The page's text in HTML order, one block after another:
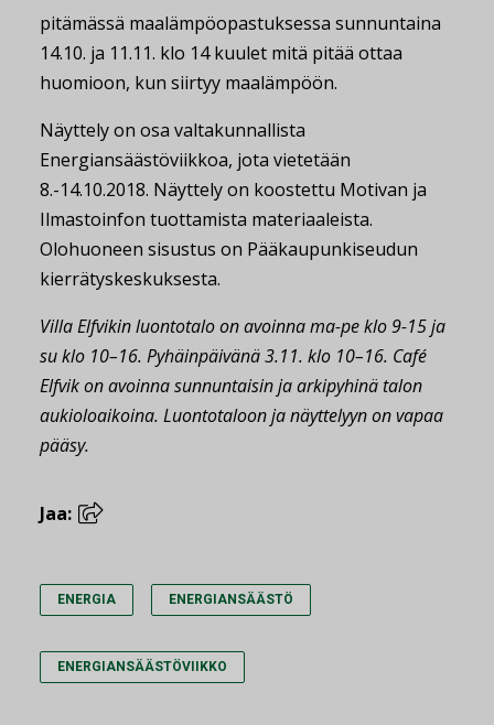
pitämässä maalämpöopastuksessa sunnuntaina
14.10. ja 11.11. klo 14 kuulet mitä pitää ottaa
huomioon, kun siirtyy maalämpöön.
Näyttely on osa valtakunnallista
Energiansäästöviikkoa, jota vietetään
8.-14.10.2018. Näyttely on koostettu Motivan ja
Ilmastoinfon tuottamista materiaaleista.
Olohuoneen sisustus on Pääkaupunkiseudun
kierrätyskeskuksesta.
Villa Elfvikin luontotalo on avoinna ma-pe klo 9-15 ja
su klo 10–16. Pyhäinpäivänä 3.11. klo 10–16. Café
Elfvik on avoinna sunnuntaisin ja arkipyhinä talon
aukioloaikoina. Luontotaloon ja näyttelyyn on vapaa
pääsy.
Jaa:
ENERGIA ENERGIANSÄÄSTÖ
ENERGIANSÄÄSTÖVIIKKO